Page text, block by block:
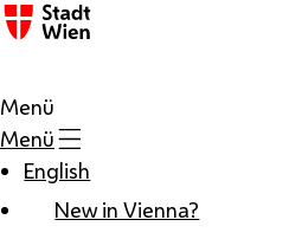
Zum Inhalt
Menü
Menü
English
New in Vienna?